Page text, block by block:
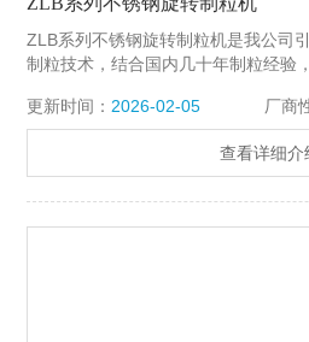
ZLB系列不锈钢旋转制粒机是我公司
制粒技术，结合国内几十年制粒经验
更新时间： 2026-02-05 厂商
查看详细介